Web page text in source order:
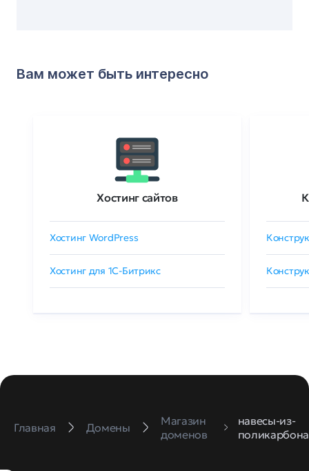
Вам может быть интересно
Хостинг сайтов
Хостинг WordPress
Хостинг для 1C-Битрикс
Главная Домены
Магазин
доменов
навесы-из-